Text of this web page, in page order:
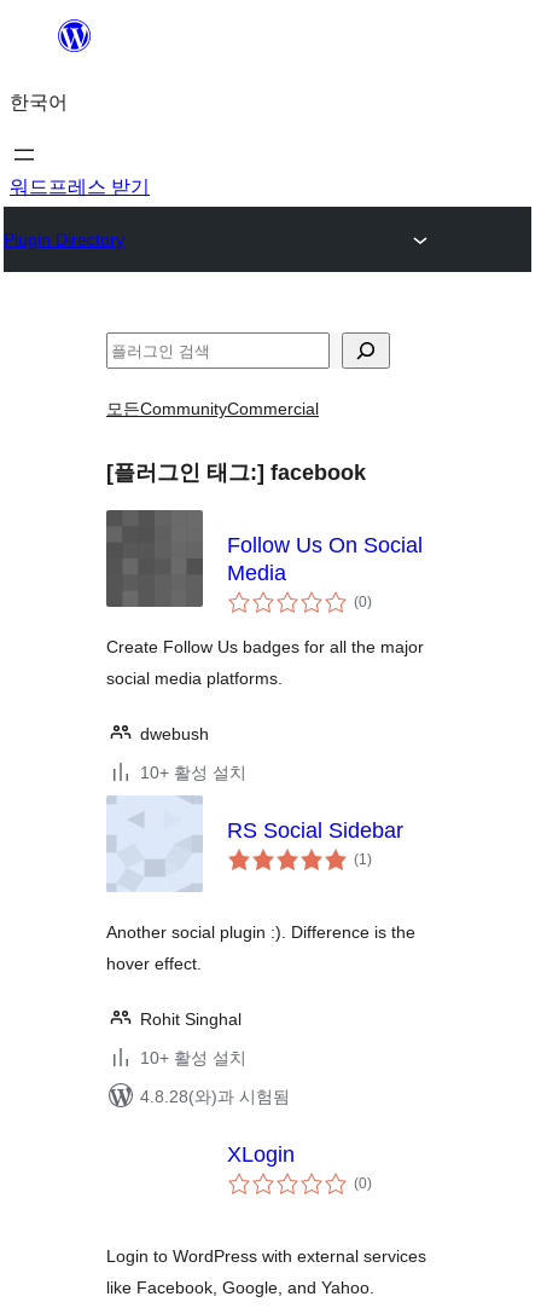
츠
로
바
가
한국어
워드프레스 받기
Plugin Directory
검
모든CommunityCommercial
[플러그인 태그:] facebook
Follow Us On Social
Media
(0전
체)
Create Follow Us badges for all the major
social media platforms.
dwebush
10+ 활성 설치
RS Social Sidebar
(1전
체)
Another social plugin :). Difference is the
hover effect.
Rohit Singhal
10+ 활성 설치
4.8.28(와)과 시험됨
XLogin
(0전
체)
Login to WordPress with external services
like Facebook, Google, and Yahoo.